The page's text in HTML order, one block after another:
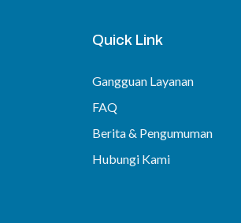
Quick Link
Gangguan Layanan
FAQ
Berita & Pengumuman
Hubungi Kami